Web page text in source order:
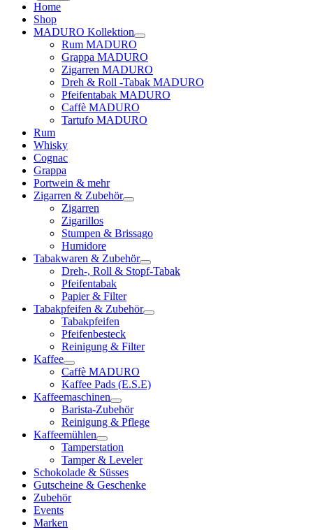
Home
Shop
MADURO Kollektion
Rum MADURO
Grappa MADURO
Zigarren MADURO
Dreh & Roll -Tabak MADURO
Pfeifentabak MADURO
Caffè MADURO
Tartufo MADURO
Rum
Whisky
Cognac
Grappa
Portwein & mehr
Zigarren & Zubehör
Zigarren
Zigarillos
Stumpen & Brissago
Humidore
Tabakwaren & Zubehör
Dreh-, Roll & Stopf-Tabak
Pfeifentabak
Papier & Filter
Tabakpfeifen & Zubehör
Tabakpfeifen
Pfeifenbesteck
Reinigung & Filter
Kaffee
Caffè MADURO
Kaffee Pads (E.S.E)
Kaffeemaschinen
Barista-Zubehör
Reinigung & Pflege
Kaffeemühlen
Tamperstation
Tamper & Leveler
Schokolade & Süsses
Gutscheine & Geschenke
Zubehör
Events
Marken